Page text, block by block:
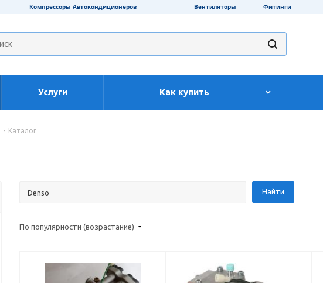
Компрессоры Автокондиционеров Вентиляторы Фитинги
Услуги Как купить
- Каталог
По популярности (возрастание)